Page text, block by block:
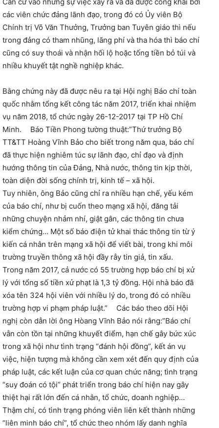
các viên chức đảng lãnh đạo, trong đó có Ủy viên Bộ
Chính trị Võ Văn Thưởng, Trưởng ban Tuyên giáo thì nếu
trong đảng có tham nhũng, lãng phí và tha hóa thì báo chí
cũng có suy thoái và nhận hối lộ hoặc tống tiền bỏ túi và
nhiều khuyết tật nghề nghiệp khác.
Bằng chứng này đã được nêu ra tại Hội nghị Báo chí toàn
quốc nhằm tổng kết công tác năm 2017, triển khai nhiệm
vụ năm 2018, tổ chức ngày 26-12-2017 tại TP Hồ Chí
Minh. Báo Tiền Phong tường thuật:”Thứ trưởng Bộ
TT&TT Hoàng Vĩnh Bảo cho biết trong năm qua, báo chí
đã thực hiện nghiêm túc sự lãnh đạo, chỉ đạo và định
hướng thông tin của Đảng, Nhà nước, thông tin kịp thời,
toàn diện đời sống chính trị, kinh tế – xã hội.
Tuy nhiên, ông Bảo cũng chỉ ra nhiều hạn chế, yếu kém
của báo chí, như bị cuốn theo mạng xã hội, đăng tải
những chuyện nhảm nhí, giật gân, các thông tin chưa
kiểm chứng… Một số báo điện tử khai thác thông tin từ ý
kiến cá nhân trên mạng xã hội để viết bài, trong khi môi
trường truyền thông xã hội đầy rẫy tin giả, tin xấu.
Trong năm 2017, cả nước có 55 trường hợp báo chí bị xử
lý với tổng số tiền xử phạt là 1,3 tỷ đồng. Hội nhà báo đã
xóa tên 324 hội viên với nhiều lý do, trong đó có nhiều
trường hợp vi phạm pháp luật.” Các báo theo dõi Hội
nghị còn dẫn lời ông Hòang Vĩnh Bảo nói rằng:”Báo chí
vẫn còn tồn tại những khuyết điểm, hạn chế gây bức xúc
trong xã hội như tình trạng “đánh hội đồng”, kết án vụ
việc, hiện tượng mà không cần xem xét đến quy định của
pháp luật, các kết luận của cơ quan chức năng; tình trạng
“suy đoán có tội” phát triển trong báo chí hiện nay gây
thiệt hại rất lớn đến cá nhân, tổ chức, doanh nghiệp…
Thậm chí, có tình trạng phóng viên liên kết thành những
“liên minh báo chí”, tổ chức theo nhóm lấy danh nghĩa